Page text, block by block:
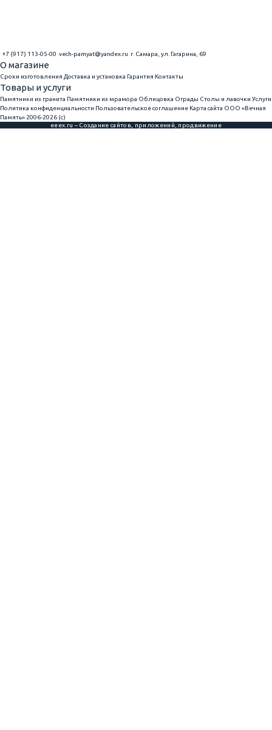
+7 (917) 113-05-00 vech-pamyat@yandex.ru г. Самара, ул. Гагарина, 69
О магазине
Сроки изготовления Доставка и установка Гарантия Контакты
Товары и услуги
Памятники из гранита Памятники из мрамора Облицовка Ограды Столы и лавочки Услуги
Политика конфиденциальности Пользовательское соглашение Карта сайта ООО «Вечная
Память» 2006-2026 (с)
eeex.ru – Создание сайтов, приложений, продвижение